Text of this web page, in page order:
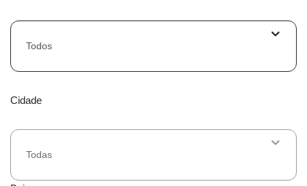
Todos
Cidade
Todas